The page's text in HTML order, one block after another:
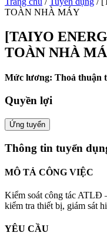
TOÀN NHÀ MÁY
[TAIYO
TOÀN NHÀ
Mức lương: Thoả thuận
Quyền lợi
Ứng tuyển
Thông tin tuyển
MÔ TẢ CÔNG VIỆC
Kiểm soát công tác ATLĐ
kiểm tra thiết bị, giám sát
YÊU CẦU